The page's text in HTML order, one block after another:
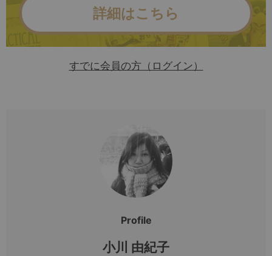
詳細はこちら
すでに会員の方（ログイン）
Profile
小川 由紀子